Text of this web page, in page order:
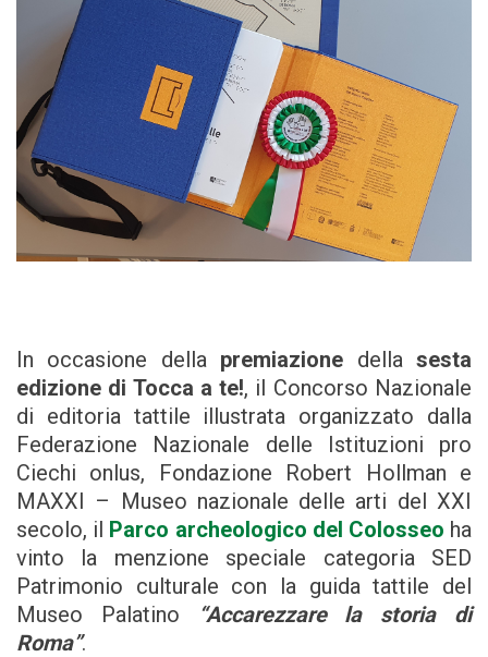
In occasione della premiazione dellasesta
edizione di Tocca a te!, il Concorso Nazionale
di editoria tattile illustrata organizzato dalla
Federazione Nazionale delle Istituzioni pro
Ciechi onlus, Fondazione Robert Hollman e
MAXXI – Museo nazionale delle arti del XXI
secolo, il Parco archeologico del Colosseo ha
vinto la menzione speciale categoria SED
Patrimonio culturale con la guida tattile del
Museo Palatino
“Accarezzare la storia di
Roma”.